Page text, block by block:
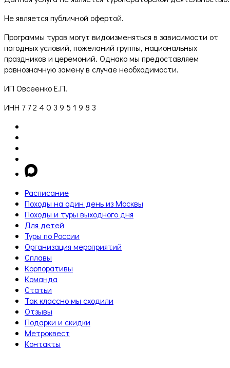
Не является публичной офертой.
Программы туров могут видоизменяться в зависимости от
погодных условий, пожеланий группы, национальных
праздников и церемоний. Однако мы предоставляем
равнозначную замену в случае необходимости.
ИП Овсеенко Е.П.
ИНН 7 7 2 4 0 3 9 5 1 9 8 3
Расписание
Походы на один день из Москвы
Походы и туры выходного дня
Для детей
Туры по России
Организация мероприятий
Сплавы
Корпоративы
Команда
Статьи
Так классно мы сходили
Отзывы
Подарки и скидки
Метроквест
Контакты